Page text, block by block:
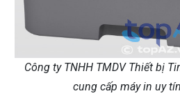
Công ty TNHH TMDV Thiết bị
cung cấp máy in uy